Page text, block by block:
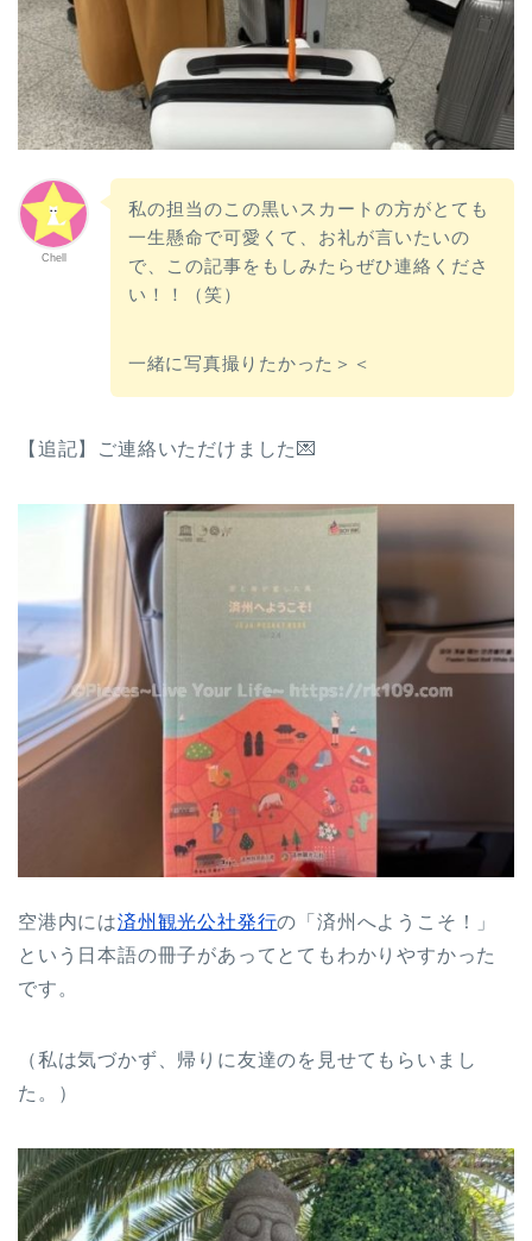
Chell
私の担当のこの黒いスカートの方がとても
一生懸命で可愛くて、お礼が言いたいの
で、この記事をもしみたらぜひ連絡くださ
い！！（笑）
一緒に写真撮りたかった＞＜
【追記】ご連絡いただけました💌
空港内には済州観光公社発行の「済州へようこそ！」
という日本語の冊子があってとてもわかりやすかった
です。
（私は気づかず、帰りに友達のを見せてもらいまし
た。）